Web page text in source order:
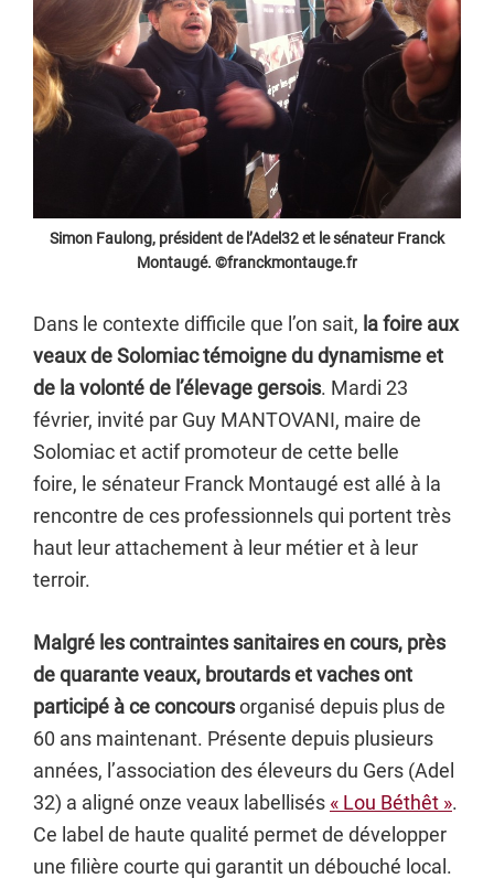
Simon Faulong, président de l’Adel32 et le sénateur Franck
Montaugé. ©franckmontauge.fr
Dans le contexte difficile que l’on sait, la foire aux
veaux de Solomiac témoigne du dynamisme et
de la volonté de l’élevage gersois. Mardi 23
février, invité par Guy MANTOVANI, maire de
Solomiac et actif promoteur de cette belle
foire, le sénateur Franck Montaugé est allé à la
rencontre de ces professionnels qui portent très
haut leur attachement à leur métier et à leur
terroir.
Malgré les contraintes sanitaires en cours, près
de quarante veaux, broutards et vaches ont
participé à ce concoursorganisé depuis plus de
60 ans maintenant. Présente depuis plusieurs
années, l’association des éleveurs du Gers (Adel
32) a aligné onze veaux labellisés « Lou Béthêt ».
Ce label de haute qualité permet de développer
une filière courte qui garantit un débouché local.